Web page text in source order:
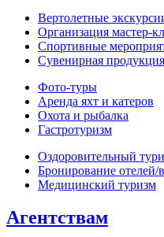
Вертолетные
Организация
Спортивные
Сувенирная продукция
Фото‑туры
Аренда яхт и катеров
Охота и рыбалка
Гастротуризм
Оздоровительный
Бронирование отелей/
Медицинский туризм
Агентствам